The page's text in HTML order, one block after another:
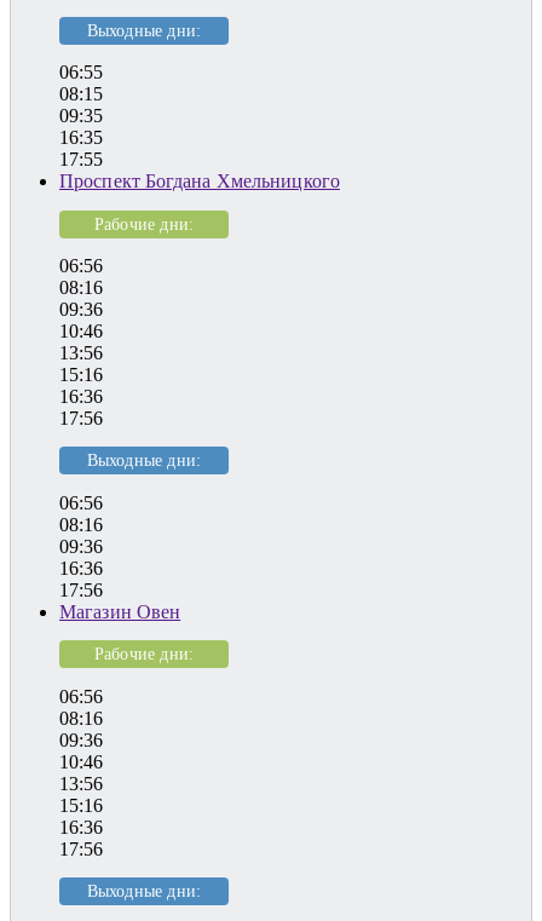
Выходные дни:
06:55
08:15
09:35
16:35
17:55
Проспект Богдана Хмельницкого
Рабочие дни:
06:56
08:16
09:36
10:46
13:56
15:16
16:36
17:56
Выходные дни:
06:56
08:16
09:36
16:36
17:56
Магазин Овен
Рабочие дни:
06:56
08:16
09:36
10:46
13:56
15:16
16:36
17:56
Выходные дни: